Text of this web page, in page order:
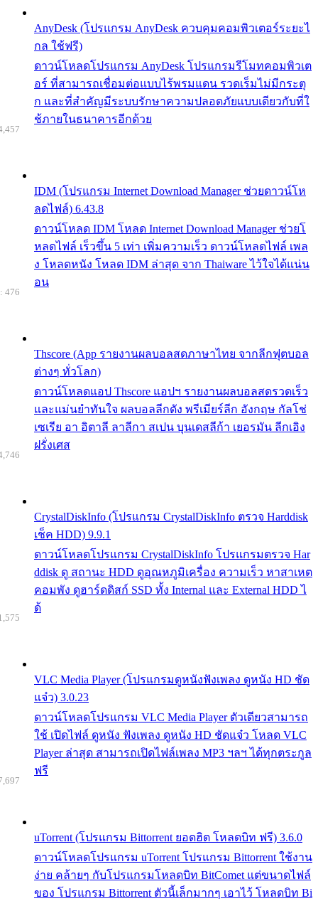
AnyDesk (โปรแกรม AnyDesk ควบคุมคอมพิวเตอร์ระยะไ
กล ใช้ฟรี)
ดาวน์โหลดโปรแกรม AnyDesk โปรแกรมรีโมทคอมพิวเต
อร์ ที่สามารถเชื่อมต่อแบบไร้พรมแดน รวดเร็มไม่มีกระตุ
ก และที่สำคัญมีระบบรักษาความปลอดภัยแบบเดียวกับที่ใ
ช้ภายในธนาคารอีกด้วย
IDM (โปรแกรม Internet Download Manager ช่วยดาวน์โห
ลดไฟล์) 6.43.8
ดาวน์โหลด IDM โหลด Internet Download Manager ช่วยโ
หลดไฟล์ เร็วขึ้น 5 เท่า เพิ่มความเร็ว ดาวน์โหลดไฟล์ เพล
ง โหลดหนัง โหลด IDM ล่าสุด จาก Thaiware ไว้ใจได้แน่น
อน
Thscore (App รายงานผลบอลสดภาษาไทย จากลีกฟุตบอล
ต่างๆ ทั่วโลก)
ดาวน์โหลดแอป Thscore แอปฯ รายงานผลบอลสดรวดเร็ว
และแม่นยำทันใจ ผลบอลลีกดัง พรีเมียร์ลีก อังกฤษ กัลโช่
เซเรีย อา อิตาลี ลาลีกา สเปน บุนเดสลีก้า เยอรมัน ลีกเอิง
ฝรั่งเศส
476
CrystalDiskInfo (โปรแกรม CrystalDiskInfo ตรวจ Harddisk
เช็ค HDD) 9.9.1
ดาวน์โหลดโปรแกรม CrystalDiskInfo โปรแกรมตรวจ Har
ddisk ดู สถานะ HDD ดูอุณหภูมิเครื่อง ความเร็ว หาสาเหต
คอมพัง ดูฮาร์ดดิสก์ SSD ทั้ง Internal และ External HDD ไ
ด้
VLC Media Player (โปรแกรมดูหนังฟังเพลง ดูหนัง HD ชัด
แจ๋ว) 3.0.23
ดาวน์โหลดโปรแกรม VLC Media Player ตัวเดียวสามารถ
ใช้ เปิดไฟล์ ดูหนัง ฟังเพลง ดูหนัง HD ชัดแจ๋ว โหลด VLC
Player ล่าสุด สามารถเปิดไฟล์เพลง MP3 ฯลฯ ได้ทุกตระกูล
ฟรี
uTorrent (โปรแกรม Bittorrent ยอดฮิต โหลดบิท ฟรี) 3.6.0
ดาวน์โหลดโปรแกรม uTorrent โปรแกรม Bittorrent ใช้งาน
ง่าย คล้ายๆ กับโปรแกรมโหลดบิท BitComet แต่ขนาดไฟล์
ของ โปรแกรม Bittorrent ตัวนี้เล็กมากๆ เอาไว้ โหลดบิท Bi